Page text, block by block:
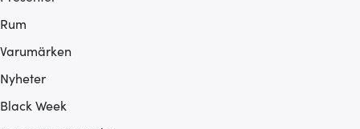
Rum
Varumärken
Nyheter
Black Week